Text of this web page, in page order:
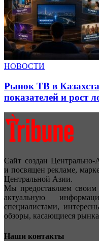
НОВОСТИ
Рынок ТВ в
показателей и рост
Сайт создан
и посвящен рекламе,
Центральной Азии.
Мы предоставляем своим
актуальную
специалистами,
обзоры, касающиеся
Наши контакты